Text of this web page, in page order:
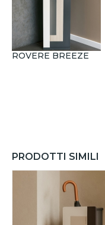
ROVERE BREEZE
PRODOTTI SIMILI